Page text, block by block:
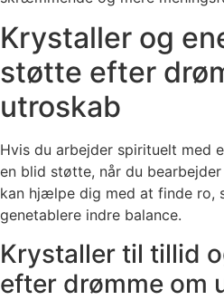
Krystaller og
støtte efter
utroskab
Hvis du arbejder spirituelt med
en blid støtte, når du
kan hjælpe dig med at finde ro,
genetablere indre balance.
Krystaller til tillid
efter drømme om